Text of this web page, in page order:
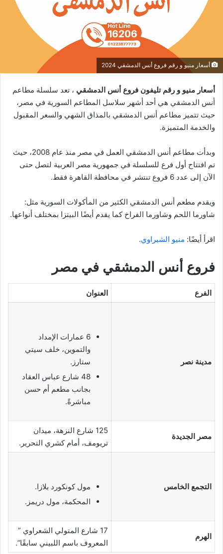
أسعار منيو و رقم فروع أنس الدمشقي 2024
أسعار منيو و رقم تليفون فروع أنس الدمشقي ، تعد سلسلة مطاعم
أنس الدمشقي هي أحد أشهر سلاسل المطاعم السورية في مصر،
حيث تتميز مطاعم أنس الدمشقي بالمذاق الشهي والسعر المقبول
والخدمة المتميزة.
وبدأت مطاعم أنس الدمشقي العمل في مصر منذ عام 2008، حيث
تم افتتاح أول فرع للسلسلة في جمهورية مصر العربية لتصل حتى
الآن إلى عدد 6 فروع تنتشر في محافظة القاهرة فقط.
ويقدم مطعم أنس الدمشقي الكثير من المأكولات السورية مثل:
شاورما اللحم وشاورما الفراخ كما يقدم أيضًا البيتزا بمختلف أنواعها.
اقرأ أيضًا: منيو الشبراوي.
فروع أنس الدمشقي في مصر
الفرع العنوان
مدينة نصر
6 عمارات الإمداد
والتموين، خلف سيتي
ستارز.
48 شارع عباس العقاد
بجانب مطعم أم حسن
مباشرةً.
مصر الجديدة
125 شارع النزهة، ميدان
تريومف، أمام كشري التحرير.
التجمع الخامس
مول كونكورد بلازا.
المحكمة، مول دريمز.
الهرم
17 شارع المتولي الشعراوي ”
المعروف باسم اللبيني سابقًا”.